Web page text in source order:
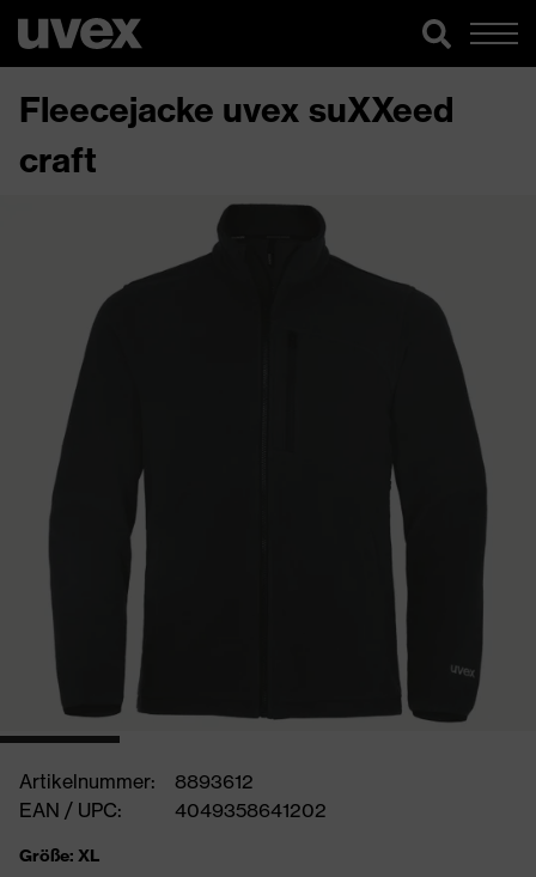
Fleecejacke uvex suXXeed
craft
Artikelnummer:
8893612
EAN / UPC:
4049358641202
Größe: XL